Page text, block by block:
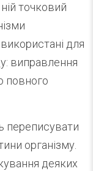
точковий
для
виправлення
повного
переписувати
організму.
деяких